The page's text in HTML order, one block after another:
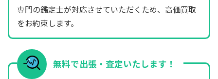
専門の鑑定士が対応させていただくため、高価買取
をお約束します。
無料で出張・査定いたします！